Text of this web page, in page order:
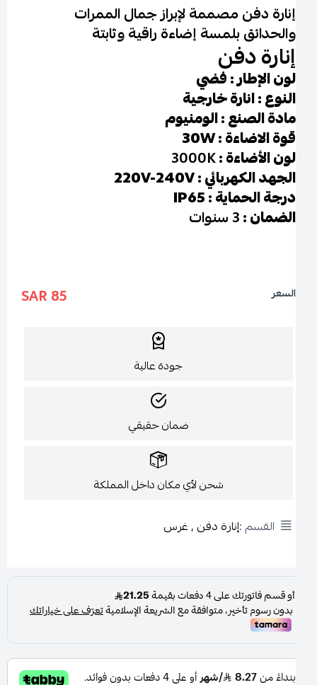
إنارة دفن مصممة لإبراز جمال الممرات
والحدائق بلمسة إضاءة راقية وثابتة
إنارة دفن
لون الإطار : فضي
النوع : انارة خارجية
مادة الصنع : الومنيوم
قوة الاضاءة : 30W
لون الأضاءة :3000K
الجهد الكهربائي : 220V-240V
درجة الحماية : IP65
الضمان :3 سنوات
السعر
جودة عالية
ضمان حقيقي
شحن لأي مكان داخل المملكة
القسم :إنارة دفن , غرس